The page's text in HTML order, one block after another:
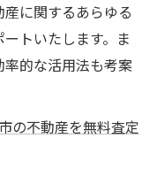
に関するあらゆる
トいたします。ま
的な活用法も考案
の不動産を無料査定